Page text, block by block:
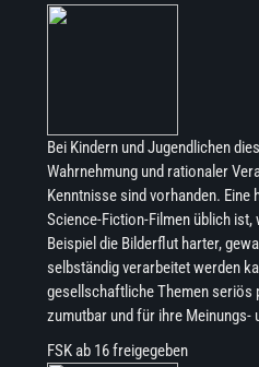
Bei Kindern und Jugendlichen
Wahrnehmung und rationaler
Kenntnisse sind vorhanden.
Science-Fiction-Filmen üblich
Beispiel die Bilderflut harter,
selbständig verarbeitet werden
gesellschaftliche Themen seriös
zumutbar und für ihre Meinungs-
FSK ab 16 freigegeben